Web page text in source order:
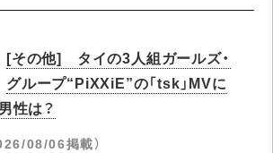
[その他] タイの3人組ガールズ・
グループ“PiXXiE”の「tsk」MVに
性は？
08/06掲載）